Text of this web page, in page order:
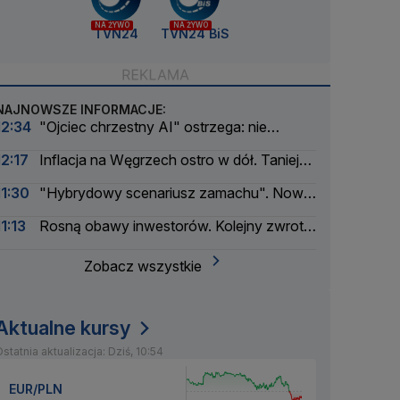
NA ŻYWO
TVN24
NA ŻYWO
TVN24 BiS
INFORMACJE:
"Ojciec chrzestny AI" ostrzega: nie
Inflacja na Węgrzech ostro w dół. Tanieją
"Hybrydowy scenariusz zamachu". Nowe
Rosną obawy inwestorów. Kolejny zwrot
Zobacz wszystkie
kursy
aktualizacja: Dziś, 10:54
EUR/PLN